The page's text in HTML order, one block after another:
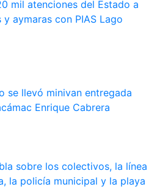
mil atenciones del Estado a
aymaras con PIAS Lago
se llevó minivan entregada
Enrique Cabrera
sobre los colectivos, la línea
la policía municipal y la playa